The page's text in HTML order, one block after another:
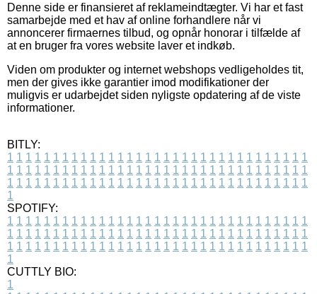
Denne side er finansieret af reklameindtægter. Vi har et fast
samarbejde med et hav af online forhandlere når vi
annoncerer firmaernes tilbud, og opnår honorar i tilfælde af
at en bruger fra vores website laver et indkøb.
Viden om produkter og internet webshops vedligeholdes tit,
men der gives ikke garantier imod modifikationer der
muligvis er udarbejdet siden nyligste opdatering af de viste
informationer.
BITLY:
1 1 1 1 1 1 1 1 1 1 1 1 1 1 1 1 1 1 1 1 1 1 1 1 1 1 1 1 1 1 1 1 1
1 1 1 1 1 1 1 1 1 1 1 1 1 1 1 1 1 1 1 1 1 1 1 1 1 1 1 1 1 1 1 1 1
1 1 1 1 1 1 1 1 1 1 1 1 1 1 1 1 1 1 1 1 1 1 1 1 1 1 1 1 1 1 1 1 1
1
SPOTIFY:
1 1 1 1 1 1 1 1 1 1 1 1 1 1 1 1 1 1 1 1 1 1 1 1 1 1 1 1 1 1 1 1 1
1 1 1 1 1 1 1 1 1 1 1 1 1 1 1 1 1 1 1 1 1 1 1 1 1 1 1 1 1 1 1 1 1
1 1 1 1 1 1 1 1 1 1 1 1 1 1 1 1 1 1 1 1 1 1 1 1 1 1 1 1 1 1 1 1 1
1
CUTTLY BIO:
1